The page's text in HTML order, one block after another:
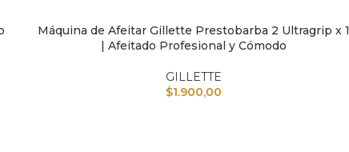
AÑADIR AL CARRITO
Máquina de Afeitar Gillette Prestobarba 2 Ultragrip x 1
| Afeitado Profesional y Cómodo
GILLETTE
$1.900,00